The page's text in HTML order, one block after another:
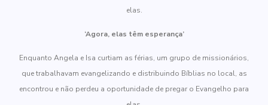
elas.
‘Agora, elas têm esperança’
Enquanto Angela e Isa curtiam as férias, um grupo de missionários,
que trabalhavam evangelizando e distribuindo Bíblias no local, as
encontrou e não perdeu a oportunidade de pregar o Evangelho para